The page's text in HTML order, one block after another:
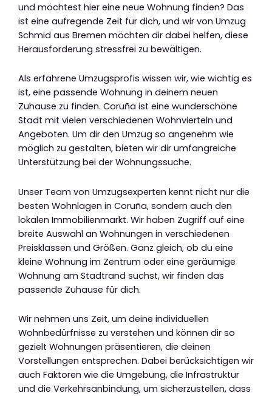
und möchtest hier eine neue Wohnung finden? Das
ist eine aufregende Zeit für dich, und wir von Umzug
Schmid aus Bremen möchten dir dabei helfen, diese
Herausforderung stressfrei zu bewältigen.
Als erfahrene Umzugsprofis wissen wir, wie wichtig es
ist, eine passende Wohnung in deinem neuen
Zuhause zu finden. Coruña ist eine wunderschöne
Stadt mit vielen verschiedenen Wohnvierteln und
Angeboten. Um dir den Umzug so angenehm wie
möglich zu gestalten, bieten wir dir umfangreiche
Unterstützung bei der Wohnungssuche.
Unser Team von Umzugsexperten kennt nicht nur die
besten Wohnlagen in Coruña, sondern auch den
lokalen Immobilienmarkt. Wir haben Zugriff auf eine
breite Auswahl an Wohnungen in verschiedenen
Preisklassen und Größen. Ganz gleich, ob du eine
kleine Wohnung im Zentrum oder eine geräumige
Wohnung am Stadtrand suchst, wir finden das
passende Zuhause für dich.
Wir nehmen uns Zeit, um deine individuellen
Wohnbedürfnisse zu verstehen und können dir so
gezielt Wohnungen präsentieren, die deinen
Vorstellungen entsprechen. Dabei berücksichtigen wir
auch Faktoren wie die Umgebung, die Infrastruktur
und die Verkehrsanbindung, um sicherzustellen, dass